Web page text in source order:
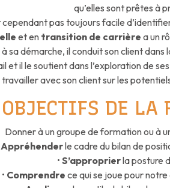
qu’elles sont prêtes à
cependant pas toujours facile
et en transition de carrière a un
sa démarche, il conduit son client
il le soutient dans l’exploration de
avec son client sur les
OBJECTIFS DE LA
Donner à un groupe de formation ou à
Appréhenderle cadre du bilan de
• S’approprierla posture
• Comprendre ce qui se joue pour